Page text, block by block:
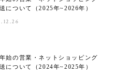
について（2025年~2026年）
始の営業・ネットショッピング
について（2024年~2025年）